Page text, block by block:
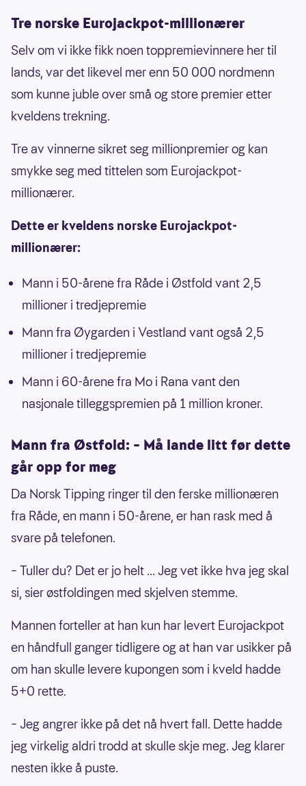
Tre norske Eurojackpot-millionærer
Selv om vi ikke fikk noen toppremievinnere her til
lands, var det likevel mer enn 50 000 nordmenn
som kunne juble over små og store premier etter
kveldens trekning.
Tre av vinnerne sikret seg millionpremier og kan
smykke seg med tittelen som Eurojackpot-
millionærer.
Dette er kveldens norske Eurojackpot-
millionærer:
Mann i 50-årene fra Råde i Østfold vant 2,5
millioner i tredjepremie
Mann fra Øygarden i Vestland vant også 2,5
millioner i tredjepremie
Mann i 60-årene fra Mo i Rana vant den
nasjonale tilleggspremien på 1 million kroner.
Mann fra Østfold: – Må lande litt før dette
går opp for meg
Da Norsk Tipping ringer til den ferske millionæren
fra Råde, en mann i 50-årene, er han rask med å
svare på telefonen.
– Tuller du? Det er jo helt ... Jeg vet ikke hva jeg skal
si, sier østfoldingen med skjelven stemme.
Mannen forteller at han kun har levert Eurojackpot
en håndfull ganger tidligere og at han var usikker på
om han skulle levere kupongen som i kveld hadde
5+0 rette.
– Jeg angrer ikke på det nå hvert fall. Dette hadde
jeg virkelig aldri trodd at skulle skje meg. Jeg klarer
nesten ikke å puste.